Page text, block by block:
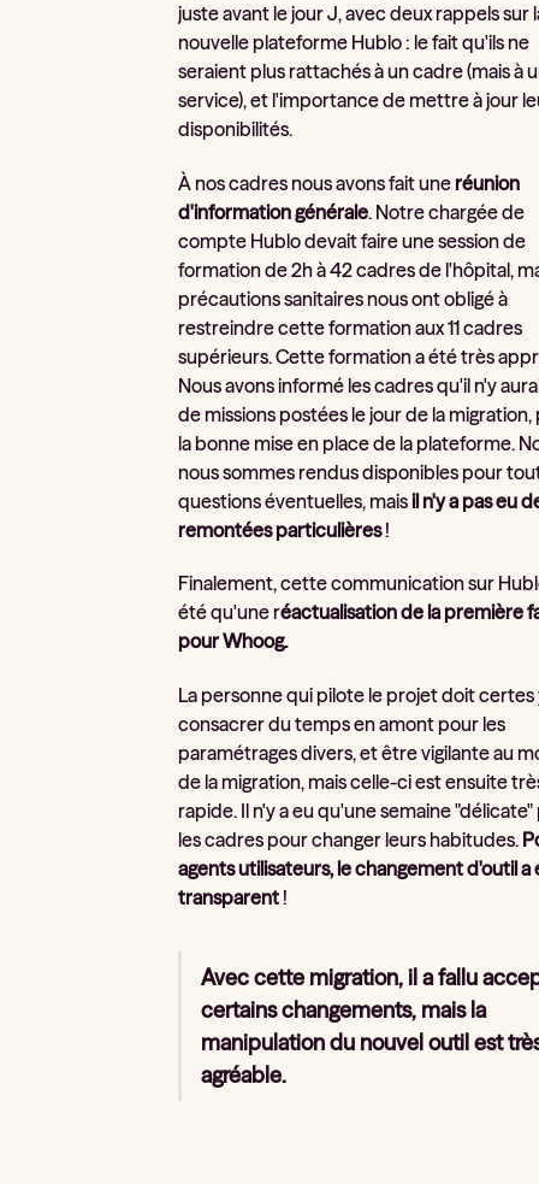
juste avant le jour J, avec deux rappels sur
nouvelle plateforme Hublo : le fait qu'ils ne
seraient plus rattachés à un cadre (mais à
service), et l'importance de mettre à jour
disponibilités.
À nos cadres nous avons fait une réunion
d'information générale. Notre chargée de
compte Hublo devait faire une session de
formation de 2h à 42 cadres de l'hôpital,
précautions sanitaires nous ont obligé à
restreindre cette formation aux 11 cadres
supérieurs. Cette formation a été très
Nous avons informé les cadres qu'il n'y
de missions postées le jour de la migration,
la bonne mise en place de la plateforme.
nous sommes rendus disponibles pour
questions éventuelles, maisil n'y a pas eu
remontées particulières!
Finalement, cette communication sur
été qu'une réactualisation de la première
pour Whoog.
La personne qui pilote le projet doit certes
consacrer du temps en amont pour les
paramétrages divers, et être vigilante au
de la migration, mais celle-ci est ensuite
rapide. Il n'y a eu qu'une semaine
les cadres pour changer leurs habitudes.
agents utilisateurs, le changement d'outil a
transparent !
Avec cette migration, il a fallu
certains changements, mais la
manipulation du nouvel outil est
agréable.